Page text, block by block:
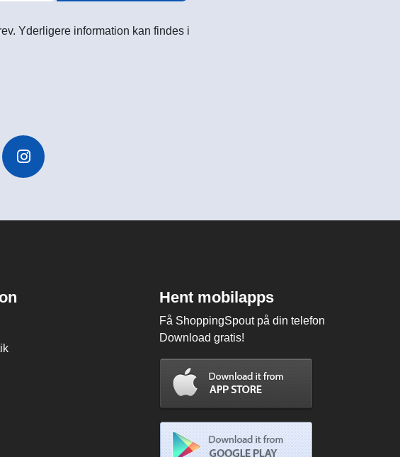
Yderligere information kan findes i
Hent mobilapps
Få ShoppingSpout på din telefon
Download gratis!